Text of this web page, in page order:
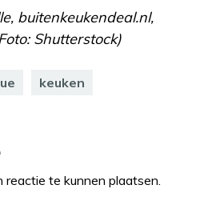
buitenkeukendeal.nl,
Shutterstock)
keuken
reactie te kunnen plaatsen.